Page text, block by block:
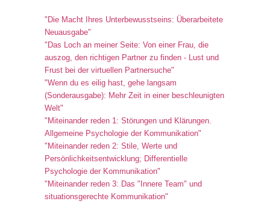
"Die Macht Ihres Unterbewusstseins: Überarbeitete
Neuausgabe"
"Das Loch an meiner Seite: Von einer Frau, die
auszog, den richtigen Partner zu finden - Lust und
Frust bei der virtuellen Partnersuche"
"Wenn du es eilig hast, gehe langsam
(Sonderausgabe): Mehr Zeit in einer beschleunigten
Welt"
"Miteinander reden 1: Störungen und Klärungen.
Allgemeine Psychologie der Kommunikation"
"Miteinander reden 2: Stile, Werte und
Persönlichkeitsentwicklung; Differentielle
Psychologie der Kommunikation"
"Miteinander reden 3: Das "Innere Team" und
situationsgerechte Kommunikation"